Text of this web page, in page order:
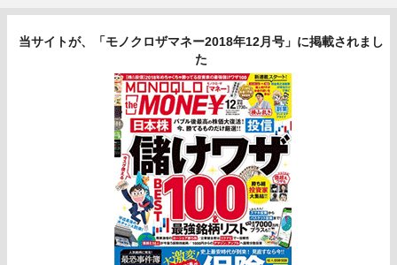
当サイトが、「モノクロザマネー2018年12月号」に掲載されまし
た